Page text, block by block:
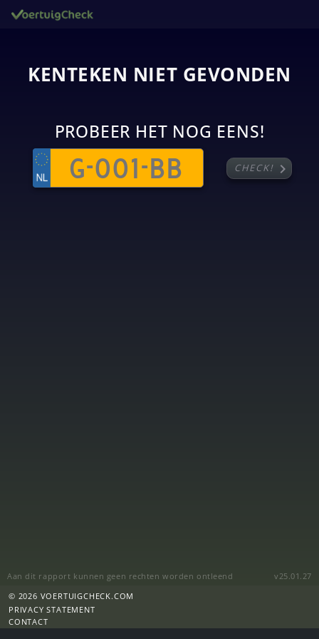
KENTEKEN NIET GEVONDEN
PROBEER HET NOG EENS!
CHECK! chevron_right
Aan dit rapport kunnen geen rechten worden ontleend
v25.01.27
© 2026 VOERTUIGCHECK.COM
PRIVACY STATEMENT
CONTACT